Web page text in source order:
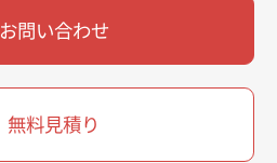
お問い合わせ
無料見積り